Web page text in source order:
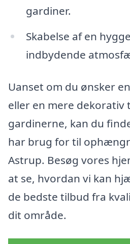
gardiner.
Skabelse af en
indbydende
Uanset om du ønsker
eller en mere dekorativ
gardinerne, kan du
har brug for til
Astrup. Besøg vores
at se, hvordan vi kan
de bedste tilbud fra
dit område.